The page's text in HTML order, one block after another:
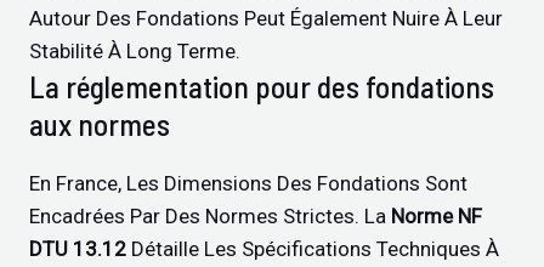
Autour Des Fondations Peut Également Nuire À Leur
Stabilité À Long Terme.
La réglementation pour des fondations
aux normes
En France, Les Dimensions Des Fondations Sont
Encadrées Par Des Normes Strictes. La Norme NF
DTU 13.12 Détaille Les Spécifications Techniques À